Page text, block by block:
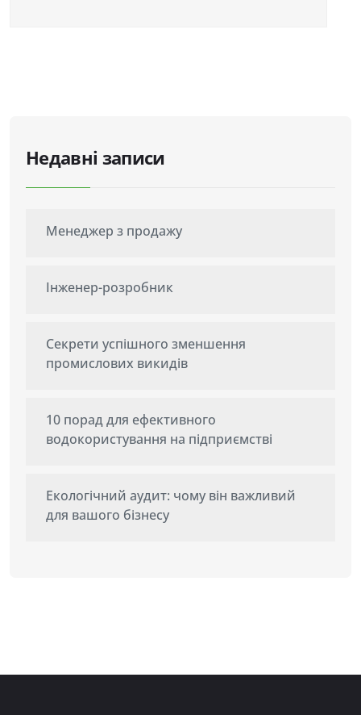
Недавні записи
Менеджер з продажу
Інженер-розробник
Секрети успішного зменшення
промислових викидів
10 порад для ефективного
водокористування на підприємстві
Екологічний аудит: чому він важливий
для вашого бізнесу